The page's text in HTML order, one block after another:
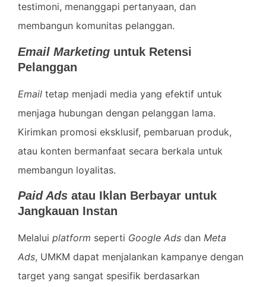
testimoni, menanggapi pertanyaan, dan
membangun komunitas pelanggan.
Email Marketing untuk Retensi
Pelanggan
Email tetap menjadi media yang efektif untuk
menjaga hubungan dengan pelanggan lama.
Kirimkan promosi eksklusif, pembaruan produk,
atau konten bermanfaat secara berkala untuk
membangun loyalitas.
Paid Ads atau Iklan Berbayar untuk
Jangkauan Instan
Melalui platform seperti Google Ads dan Meta
Ads, UMKM dapat menjalankan kampanye dengan
target yang sangat spesifik berdasarkan